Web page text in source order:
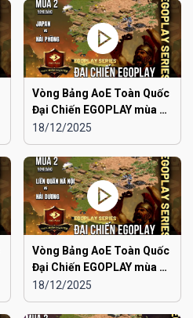
Vòng Bảng AoE Toàn Quốc
Đại Chiến EGOPLAY mùa 2 |
Japan vs Hải Phòng
18/12/2025
Vòng Bảng AoE Toàn Quốc
Đại Chiến EGOPLAY mùa 2 |
Liên Quân Hà Nội vs Hải
Dương
18/12/2025